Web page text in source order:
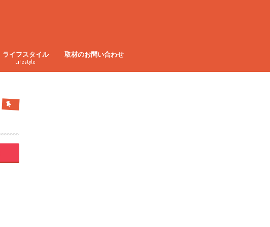
ライフスタイル
Lifestyle
取材のお問い合わせ